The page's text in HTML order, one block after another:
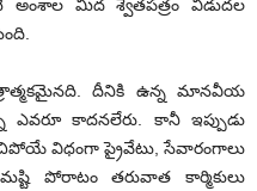
అంశాల మీద శ్వేతపత్రం విడుదల
దీనికి ఉన్న మానవీయ
ఎవరూ కాదనలేరు. కానీ ఇప్పుడు
విధంగా ప్రైవేటు, సేవారంగాలు
పోరాటం తరువాత కార్మికులు